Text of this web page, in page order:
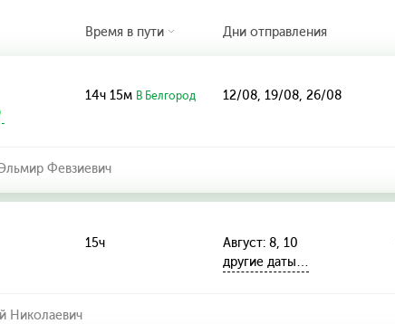
Время в пути Дни отправления
14ч 15м В Белгород 12/08, 19/08, 26/08
Февзиевич
15ч
Август: 8, 10
другие даты…
Николаевич